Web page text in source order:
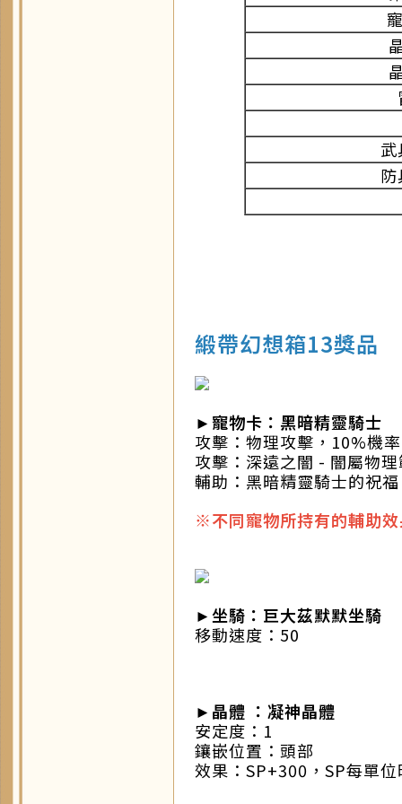
緞帶幻想箱13獎品
►寵物卡：黑暗精靈騎士
攻擊：物理攻擊，10%機
攻擊：深遠之闇 - 闇屬物
輔助：黑暗精靈騎士的祝
※不同寵物所持有的輔助
►坐騎：巨大茲默默坐騎
移動速度：50
► 晶體 ：凝神晶體
安定度：1
鑲嵌位置：頭部
效果：SP+300，SP每單